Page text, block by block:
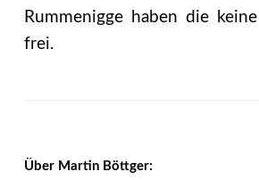
Rummenigge haben die
frei.
Über Martin Böttger: